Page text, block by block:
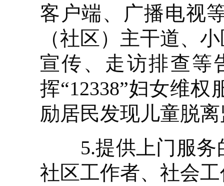
客户端、广播电视
（社区）主干道、
宣传、走访排查等
挥“12338”妇女维
励居民发现儿童脱
5.提供上门服务
社区工作者、社会